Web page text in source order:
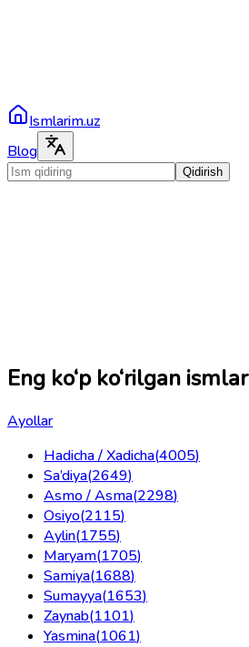
Ismlarim.uz
Blog
Qidirish
Eng ko‘p ko‘rilgan ismlar
Ayollar
Hadicha / Xadicha(4005)
Sa’diya(2649)
Asmo / Asma(2298)
Osiyo(2115)
Aylin(1755)
Maryam(1705)
Samiya(1688)
Sumayya(1653)
Zaynab(1101)
Yasmina(1061)